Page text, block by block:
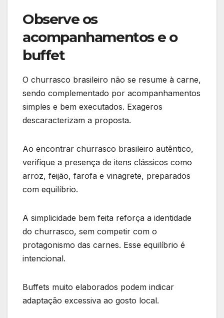
Observe os
acompanhamentos e o
buffet
O churrasco brasileiro não se resume à carne,
sendo complementado por acompanhamentos
simples e bem executados. Exageros
descaracterizam a proposta.
Ao encontrar churrasco brasileiro autêntico,
verifique a presença de itens clássicos como
arroz, feijão, farofa e vinagrete, preparados
com equilíbrio.
A simplicidade bem feita reforça a identidade
do churrasco, sem competir com o
protagonismo das carnes. Esse equilíbrio é
intencional.
Buffets muito elaborados podem indicar
adaptação excessiva ao gosto local.